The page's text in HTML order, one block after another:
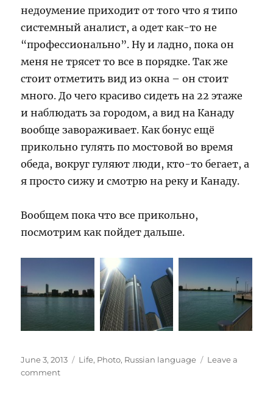
недоумение приходит от того что я типо
системный аналист, а одет как-то не
“профессионально”. Ну и ладно, пока он
меня не трясет то все в порядке. Так же
стоит отметить вид из окна – он стоит
много. До чего красиво сидеть на 22 этаже
и наблюдать за городом, а вид на Канаду
вообще завораживает. Как бонус ещё
прикольно гулять по мостовой во время
обеда, вокруг гуляют люди, кто-то бегает, а
я просто сижу и смотрю на реку и Канаду.
Вообщем пока что все прикольно,
посмотрим как пойдет дальше.
Posted
on
June 3, 2013 Categories
Life, Photo, Russian language
Leave a
commenton